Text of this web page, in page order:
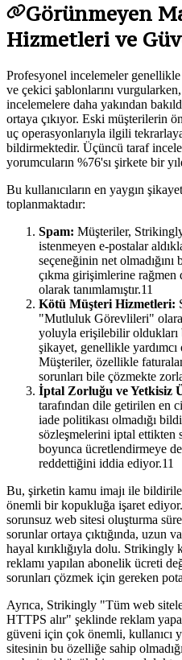
Görünmeyen
Hizmetleri ve
Profesyonel incelemeler
ve çekici şablonlarını
incelemelere daha yakından
ortaya çıkıyor. Eski müşterilerin
uç operasyonlarıyla ilgili
bildirmektedir. Üçüncü taraf
yorumcuların %76'sı şirkete bir
Bu kullanıcıların en yaygın
toplanmaktadır:
Spam: Müşteriler,
istenmeyen e-postalar
seçeneğinin net
çıkma girişimlerine rağmen
olarak tanımlamıştır.11
Kötü Müşteri Hizmetleri:
"Mutluluk Görevlileri"
yoluyla erişilebilir oldukları
şikayet, genellikle yardımcı
Müşteriler, özellikle
sorunları bile çözmekte
İptal Zorluğu ve Yetkisiz
tarafından dile getirilen en
iade politikası olmadığı
sözleşmelerini iptal ettikten
boyunca ücretlendirmeye
reddettiğini iddia ediyor.11
Bu, şirketin kamu imajı ile
önemli bir kopukluğa işaret
sorunsuz web sitesi oluşturma
sorunlar ortaya çıktığında, uzun
hayal kırıklığıyla dolu. Strikingly
reklamı yapılan abonelik ücreti
sorunları çözmek için gereken
Ayrıca, Strikingly "Tüm web
HTTPS alır" şeklinde reklam
güveni için çok önemli, kullanıcı
sitesinin bu özelliğe sahip